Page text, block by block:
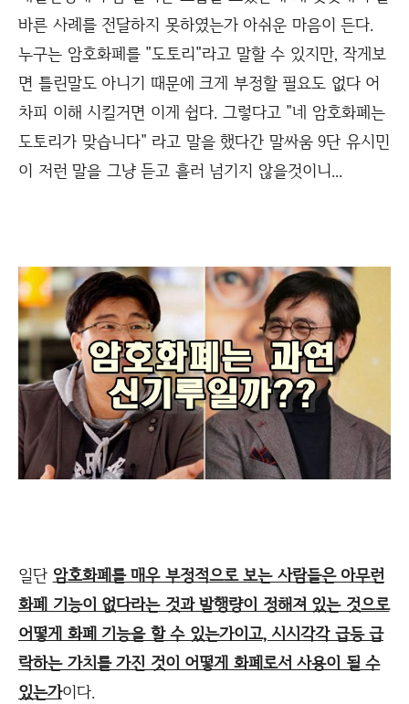
바른 사례를 전달하지 못하였는가 아쉬운 마음이 든다.
누구는 암호화폐를 "도토리"라고 말할 수 있지만, 작게보
면 틀린말도 아니기 때문에 크게 부정할 필요도 없다 어
차피 이해 시킬거면 이게 쉽다. 그렇다고 "네 암호화폐는
도토리가 맞습니다" 라고 말을 했다간 말싸움 9단 유시민
이 저런 말을 그냥 듣고 흘러 넘기지 않을것이니...
일단 암호화폐를 매우 부정적으로 보는 사람들은 아무런
화폐 기능이 없다라는 것과 발행량이 정해져 있는 것으로
어떻게 화폐 기능을 할 수 있는가이고, 시시각각 급등 급
락하는 가치를 가진 것이 어떻게 화폐로서 사용이 될 수
있는가이다.